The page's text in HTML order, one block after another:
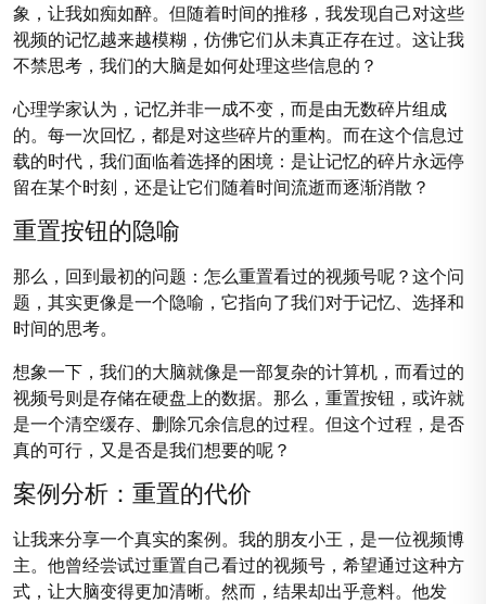
象，让我如痴如醉。但随着时间的推移，我发现自己对这些
视频的记忆越来越模糊，仿佛它们从未真正存在过。这让我
不禁思考，我们的大脑是如何处理这些信息的？
心理学家认为，记忆并非一成不变，而是由无数碎片组成
的。每一次回忆，都是对这些碎片的重构。而在这个信息过
载的时代，我们面临着选择的困境：是让记忆的碎片永远停
留在某个时刻，还是让它们随着时间流逝而逐渐消散？
重置按钮的隐喻
那么，回到最初的问题：怎么重置看过的视频号呢？这个问
题，其实更像是一个隐喻，它指向了我们对于记忆、选择和
时间的思考。
想象一下，我们的大脑就像是一部复杂的计算机，而看过的
视频号则是存储在硬盘上的数据。那么，重置按钮，或许就
是一个清空缓存、删除冗余信息的过程。但这个过程，是否
真的可行，又是否是我们想要的呢？
案例分析：重置的代价
让我来分享一个真实的案例。我的朋友小王，是一位视频博
主。他曾经尝试过重置自己看过的视频号，希望通过这种方
式，让大脑变得更加清晰。然而，结果却出乎意料。他发